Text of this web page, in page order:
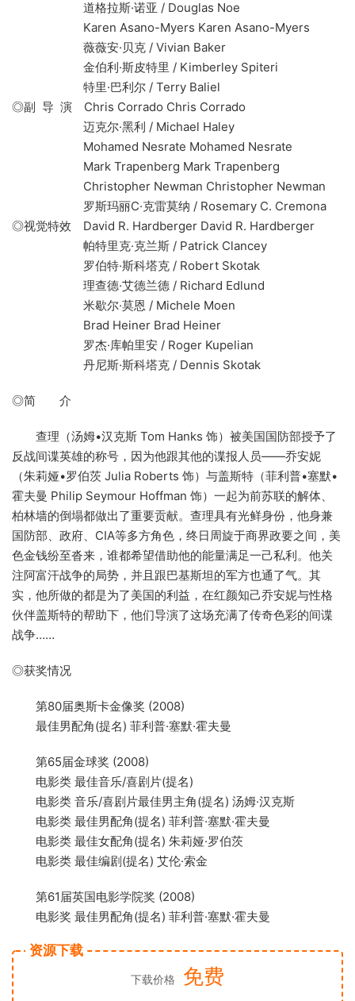
道格拉斯·诺亚 / Douglas Noe
Karen Asano-Myers Karen Asano-Myers
薇薇安·贝克 / Vivian Baker
金伯利·斯皮特里 / Kimberley Spiteri
特里·巴利尔 / Terry Baliel
◎副 导 演 Chris Corrado Chris Corrado
迈克尔·黑利 / Michael Haley
Mohamed Nesrate Mohamed Nesrate
Mark Trapenberg Mark Trapenberg
Christopher Newman Christopher Newman
罗斯玛丽C·克雷莫纳 / Rosemary C. Cremona
◎视觉特效 David R. Hardberger David R. Hardberger
帕特里克·克兰斯 / Patrick Clancey
罗伯特·斯科塔克 / Robert Skotak
理查德·艾德兰德 / Richard Edlund
米歇尔·莫恩 / Michele Moen
Brad Heiner Brad Heiner
罗杰·库帕里安 / Roger Kupelian
丹尼斯·斯科塔克 / Dennis Skotak
◎简 介
查理（汤姆•汉克斯 Tom Hanks 饰）被美国国防部授予了
反战间谍英雄的称号，因为他跟其他的谍报人员——乔安妮
（朱莉娅•罗伯茨 Julia Roberts 饰）与盖斯特（菲利普•塞默•
霍夫曼 Philip Seymour Hoffman 饰）一起为前苏联的解体、
柏林墙的倒塌都做出了重要贡献。查理具有光鲜身份，他身兼
国防部、政府、CIA等多方角色，终日周旋于商界政要之间，美
色金钱纷至沓来，谁都希望借助他的能量满足一己私利。他关
注阿富汗战争的局势，并且跟巴基斯坦的军方也通了气。其
实，他所做的都是为了美国的利益，在红颜知己乔安妮与性格
伙伴盖斯特的帮助下，他们导演了这场充满了传奇色彩的间谍
战争……
◎获奖情况
第80届奥斯卡金像奖 (2008)
最佳男配角(提名) 菲利普·塞默·霍夫曼
第65届金球奖 (2008)
电影类 最佳音乐/喜剧片(提名)
电影类 音乐/喜剧片最佳男主角(提名) 汤姆·汉克斯
电影类 最佳男配角(提名) 菲利普·塞默·霍夫曼
电影类 最佳女配角(提名) 朱莉娅·罗伯茨
电影类 最佳编剧(提名) 艾伦·索金
第61届英国电影学院奖 (2008)
电影奖 最佳男配角(提名) 菲利普·塞默·霍夫曼
资源下载
下载价格 免费